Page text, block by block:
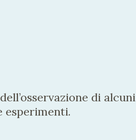
di alcuni
esperimenti.